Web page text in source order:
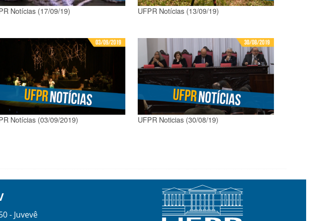
Notícias (17/09/19) UFPR Notícias (13/09/19)
Notícias (03/09/2019) UFPR Noticias (30/08/19)
- Juvevê